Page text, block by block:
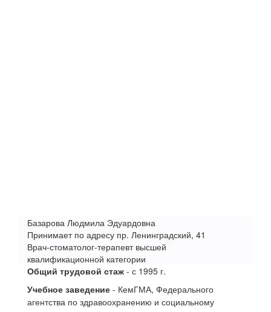
Базарова Людмила Эдуардовна
Принимает по адресу пр. Ленинградский, 41
Врач-стоматолог-терапевт высшей
квалификационной категории
Общий трудовой стаж - с 1995 г.
Учебное заведение - КемГМА, Федерального
агентства по здравоохранению и социальному